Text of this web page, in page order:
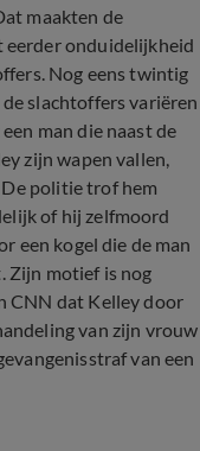
maakten de
eerder onduidelijkheid
Nog eens twintig
slachtoffers variëren
man die naast de
zijn wapen vallen,
politie trof hem
of hij zelfmoord
een kogel die de man
Zijn motief is nog
CNN dat Kelley door
van zijn vrouw
van een